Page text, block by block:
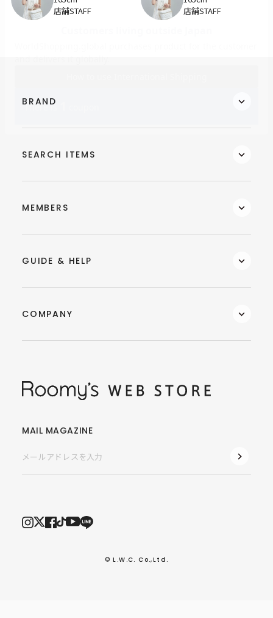
店舗STAFF
店舗STAFF
BRAND
SEARCH ITEMS
MEMBERS
GUIDE & HELP
COMPANY
MAIL MAGAZINE
© L.W.C. Co.,Ltd.